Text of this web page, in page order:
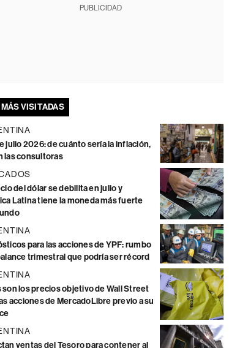
PUBLICIDAD
VISITADAS
julio 2026: de cuánto sería la inflación,
las consultoras
del dólar se debilita en julio y
Latina tiene la moneda más fuerte
para las acciones de YPF: rumbo
trimestral que podría ser récord
son los precios objetivo de Wall Street
acciones de MercadoLibre previo a su
ventas del Tesoro para contener al